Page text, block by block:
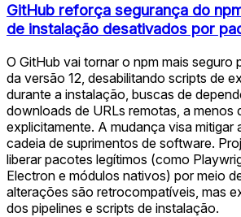
GitHub reforça segurança do
de instalação desativados por
O GitHub vai tornar o npm mais seguro
da versão 12, desabilitando scripts de
durante a instalação, buscas de
downloads de URLs remotas, a menos
explicitamente. A mudança visa mitigar
cadeia de suprimentos de software.
liberar pacotes legítimos (como
Electron e módulos nativos) por meio
alterações são retrocompatíveis, mas
dos pipelines e scripts de instalação.